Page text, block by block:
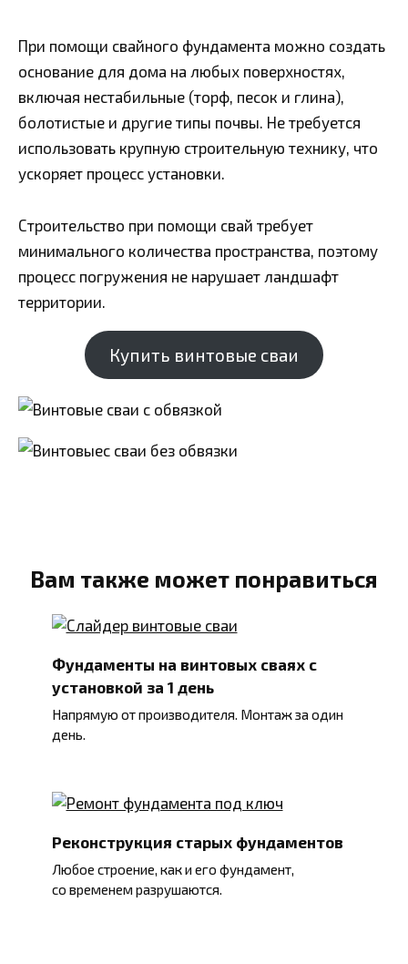
При помощи свайного фундамента можно создать
основание для дома на любых поверхностях,
включая нестабильные (торф, песок и глина),
болотистые и другие типы почвы. Не требуется
использовать крупную строительную технику, что
ускоряет процесс установки.
Строительство при помощи свай требует
минимального количества пространства, поэтому
процесс погружения не нарушает ландшафт
территории.
Купить винтовые сваи
Вам также может понравиться
Фундаменты на винтовых сваях с
установкой за 1 день
Напрямую от производителя. Монтаж за один
день.
Реконструкция старых фундаментов
Любое строение, как и его фундамент,
со временем разрушаются.